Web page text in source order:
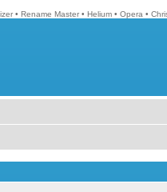
• Rename Master • Helium • Opera •